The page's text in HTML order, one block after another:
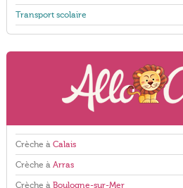
Transport scolaire
Crèche à Calais
Crèche à Arras
Crèche à Boulogne-sur-Mer